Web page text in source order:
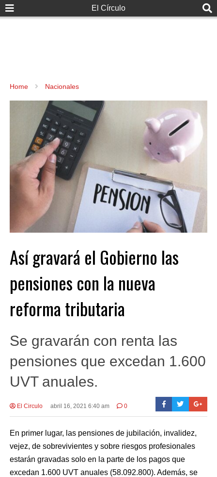
El Círculo
Home Nacionales
Así gravará el Gobierno las
pensiones con la nueva
reforma tributaria
Se gravarán con renta las
pensiones que excedan 1.600
UVT anuales.
El Circulo abril 16, 2021 6:40 am 0
En primer lugar, las pensiones de jubilación, invalidez,
vejez, de sobrevivientes y sobre riesgos profesionales
estarán gravadas solo en la parte de los pagos que
excedan 1.600 UVT anuales (58.092.800). Además, se